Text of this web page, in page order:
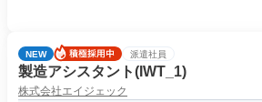
NEW 派遣社員
製造アシスタント(IWT_1)
株式会社エイジェック